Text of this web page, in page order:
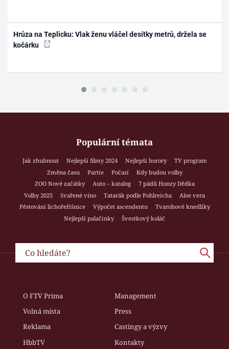
Hrůza na Teplicku: Vlak ženu vláčel desítky metrů, držela se
kočárku
Populární témata
Jak zhubnout Nejlepší filmy 2024 Nejlepší horory
TV program
Změna času
Partie Počasí
Kdy budou volby
ZOO Nové začátky
Auto – katalog
7 pádů Honzy Dědka
Volby 2025
Svařené víno Tatarák podle Pohlreicha
Aloe vera
Pěstování lichořeřišnice
Výpočet ascendentu
Tvarohové knedlíky
Nejlepší palačinky
Švestkový koláč
O FTV Prima
Management
Volná místa
Press
Reklama
Castingy a výzvy
HbbTV
Kontakty